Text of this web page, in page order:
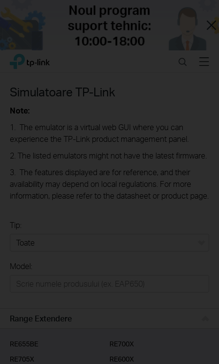
Close
Click
navigation
TP-Link, Reliably Smart SearchMenu
Simulatoare TP-Link
Note:
1. The emulator is a virtual web GUI where you can
experience the TP-Link product management panel.
2. The listed emulators might not have the latest firmware.
3. The features displayed are for reference, and their
availability may depend on local regulations. For more
information, please refer to the datasheet or product page.
Tip:
Business
Model:
Range Extendere
RE655BE
RE700X
RE705X
RE600X